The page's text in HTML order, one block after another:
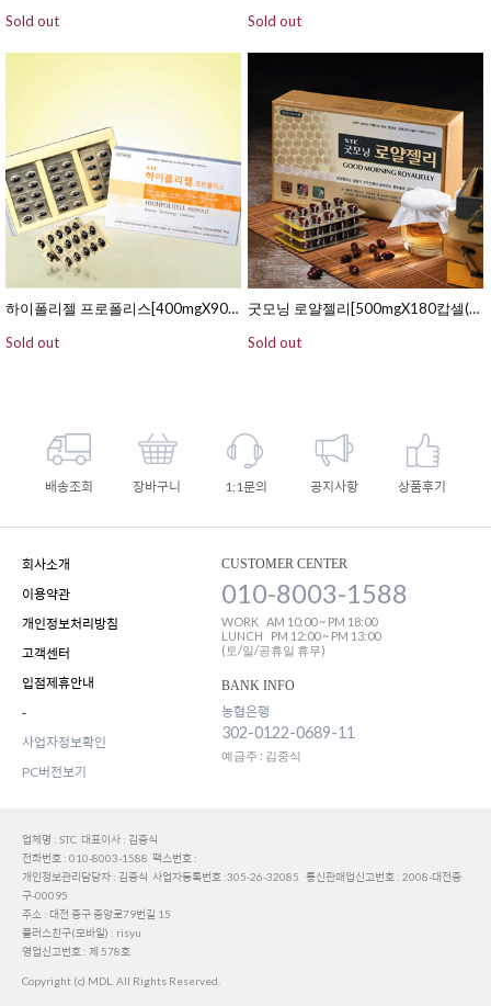
Sold out
Sold out
하이폴리젤 프로폴리스[400mgX90캅셀(연질캅셀/15일분)]
Sold out
굿모닝 로얄젤리[500mgX180캅셀(연질캅셀/60일분)]
Sold out
배송조회 장바구니 1:1문의 공지사항 상품후기
회사소개
이용약관
개인정보처리방침
고객센터
입점제휴안내
-
사업자정보확인
PC버전보기
CUSTOMER CENTER
010-8003-1588
WORK AM 10:00 ~ PM 18:00
LUNCH
PM 12:00 ~ PM 13:00
(토/일/공휴일 휴무)
BANK INFO
농협은행
302-0122-0689-11
예금주 : 김중식
업체명 : STC 대표이사 : 김중식
전화번호 : 010-8003-1588 팩스번호 :
개인정보관리담당자 : 김중식 사업자등록번호 :305-26-32085 통신판매업신고번호 : 2008-대전중
구-00095
주소 : 대전 중구 중앙로79번길 15
플러스친구(모바일) : risyu
영업신고번호 : 제 578호
Copyright (c) MDL. All Rights Reserved.